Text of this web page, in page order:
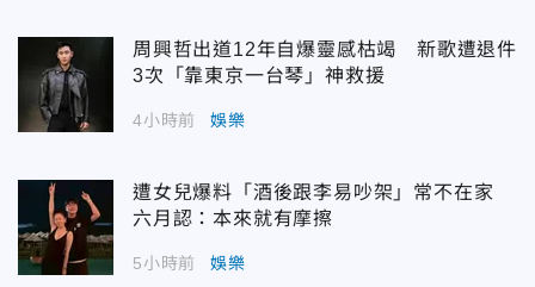
周興哲出道12年自爆靈感枯竭 新歌遭退件
3次「靠東京一台琴」神救援
4小時前 娛樂
遭女兒爆料「酒後跟李易吵架」常不在家
六月認：本來就有摩擦
5小時前 娛樂